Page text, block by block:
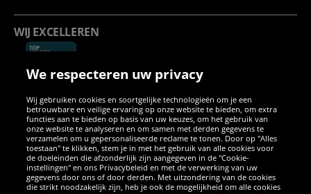
WIJ EXCELLEREN
SOCIALE MEDIA
FacebookInstagram
WhatsApp
TikTokTwitterYouTube
We respecteren uw privacy
Wij gebruiken cookies en soortgelijke technologieën om je een
betrouwbare en veilige ervaring op onze website te bieden, om extra
functies aan te bieden op basis van uw keuzes, om het gebruik van
onze website te analyseren en om samen met derden gegevens te
verzamelen om u gepersonaliseerde reclame te tonen. Door op "Alles
toestaan" te klikken, stem je in met het gebruik van alle cookies voor
de doeleinden die afzonderlijk zijn aangegeven in de "Cookie-
instellingen" en ons Privacybeleid en met de verwerking van uw
gegevens door ons of door derden. Met uitzondering van de cookies
die strikt noodzakelijk zijn, heb je ook de mogelijkheid om alle cookies